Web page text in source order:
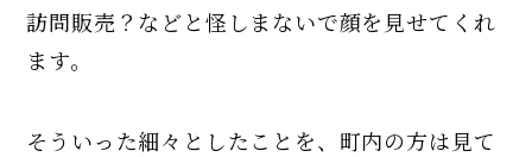
訪問販売？などと怪しまないで顔を見せてくれ
ます。
そういった細々としたことを、町内の方は見て